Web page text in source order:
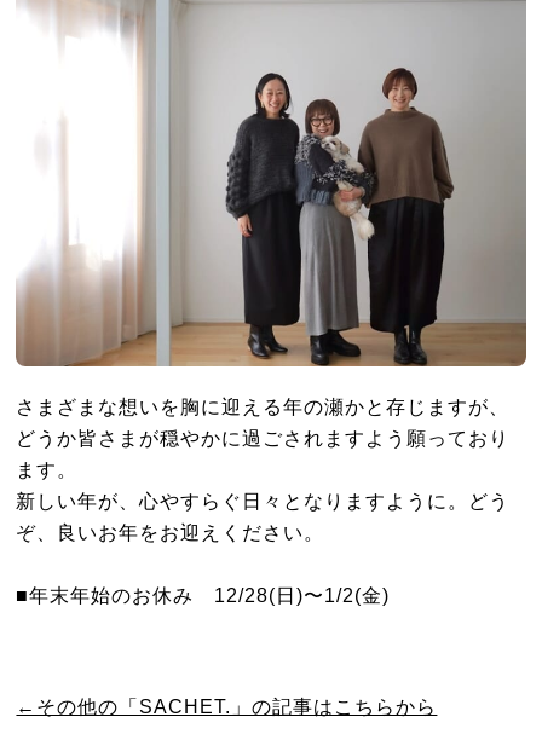
さまざまな想いを胸に迎える年の瀬かと存じますが、
どうか皆さまが穏やかに過ごされますよう願っており
ます。
新しい年が、心やすらぐ日々となりますように。どう
ぞ、良いお年をお迎えください。
■年末年始のお休み 12/28(日)〜1/2(金)
←その他の「SACHET.」の記事はこちらから